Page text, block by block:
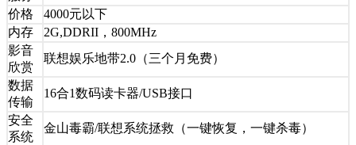
价格
4000元以下
内存
2G,DDRII，800MHz
影音
欣赏
联想娱乐地带2.0（三个月免费）
数据
传输
16合1数码读卡器/USB接口
安全
系统
金山毒霸/联想系统拯救（一键恢复，一键杀毒）